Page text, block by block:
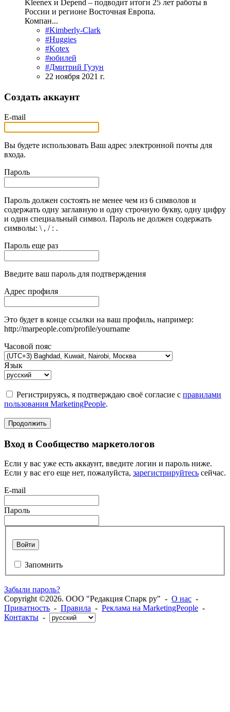
Kleenex и Depend – подводит итоги 25 лет работы в
России и регионе Восточная Европа.
Компан...
#Kimberly-Clark
#Huggies
#Kotex
#юбилей
#Дмитрий Гузун
22 ноября 2021 г.
Создать аккаунт
E-mail
Вы будете использовать Ваш адрес электронной почты для
входа.
Пароль
Пароль должен состоять не менее чем из 6 символов и
содержать одну заглавную и одну строчную букву, одну цифру
и один специальный символ. Пароль не должен содержать
символы: \ , / : .
Пароль еще раз
Введите ваш пароль для подтверждения
Адрес профиля
Это будет в конце ссылки на ваш профиль, например:
http://marpeople.com/profile/yourname
Часовой пояс
Язык
Регистрируясь, я подтверждаю своё согласие с правилами
пользования MarketingPeople.
Продолжить
Вход в Сообщество маркетологов
Если у вас уже есть аккаунт, введите логин и пароль ниже.
Если у вас его еще нет, пожалуйста, зарегистрируйтесь сейчас.
E-mail
Пароль
Войти
Запомнить
Забыли пароль?
Copyright ©2026. ООО "Редакция Спарк ру" - О нас -
Приватность - Правила - Реклама на MarketingPeople -
Контакты -